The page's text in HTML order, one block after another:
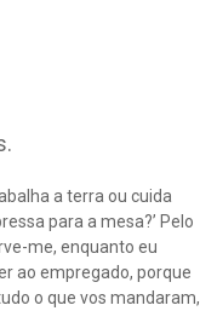
a terra ou cuida
para a mesa?’ Pelo
me, enquanto eu
ao empregado, porque
o que vos mandaram,